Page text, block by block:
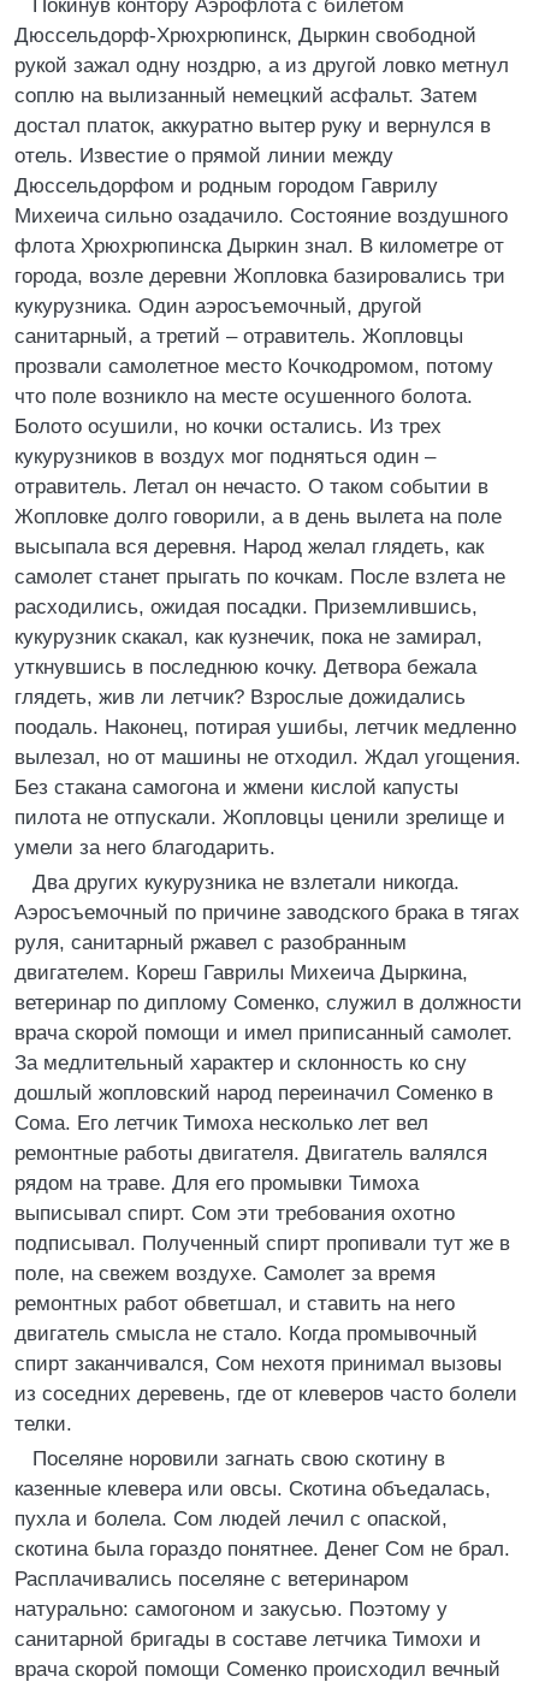
Покинув контору Аэрофлота с билетом
Дюссельдорф-Хрюхрюпинск, Дыркин свободной
рукой зажал одну ноздрю, а из другой ловко метнул
соплю на вылизанный немецкий асфальт. Затем
достал платок, аккуратно вытер руку и вернулся в
отель. Известие о прямой линии между
Дюссельдорфом и родным городом Гаврилу
Михеича сильно озадачило. Состояние воздушного
флота Хрюхрюпинска Дыркин знал. В километре от
города, возле деревни Жопловка базировались три
кукурузника. Один аэросъемочный, другой
санитарный, а третий – отравитель. Жопловцы
прозвали самолетное место Кочкодромом, потому
что поле возникло на месте осушенного болота.
Болото осушили, но кочки остались. Из трех
кукурузников в воздух мог подняться один –
отравитель. Летал он нечасто. О таком событии в
Жопловке долго говорили, а в день вылета на поле
высыпала вся деревня. Народ желал глядеть, как
самолет станет прыгать по кочкам. После взлета не
расходились, ожидая посадки. Приземлившись,
кукурузник скакал, как кузнечик, пока не замирал,
уткнувшись в последнюю кочку. Детвора бежала
глядеть, жив ли летчик? Взрослые дожидались
поодаль. Наконец, потирая ушибы, летчик медленно
вылезал, но от машины не отходил. Ждал угощения.
Без стакана самогона и жмени кислой капусты
пилота не отпускали. Жопловцы ценили зрелище и
умели за него благодарить.
Два других кукурузника не взлетали никогда.
Аэросъемочный по причине заводского брака в тягах
руля, санитарный ржавел с разобранным
двигателем. Кореш Гаврилы Михеича Дыркина,
ветеринар по диплому Соменко, служил в должности
врача скорой помощи и имел приписанный самолет.
За медлительный характер и склонность ко сну
дошлый жопловский народ переиначил Соменко в
Сома. Его летчик Тимоха несколько лет вел
ремонтные работы двигателя. Двигатель валялся
рядом на траве. Для его промывки Тимоха
выписывал спирт. Сом эти требования охотно
подписывал. Полученный спирт пропивали тут же в
поле, на свежем воздухе. Самолет за время
ремонтных работ обветшал, и ставить на него
двигатель смысла не стало. Когда промывочный
спирт заканчивался, Сом нехотя принимал вызовы
из соседних деревень, где от клеверов часто болели
телки.
Поселяне норовили загнать свою скотину в
казенные клевера или овсы. Скотина объедалась,
пухла и болела. Сом людей лечил с опаской,
скотина была гораздо понятнее. Денег Сом не брал.
Расплачивались поселяне с ветеринаром
натурально: самогоном и закусью. Поэтому у
санитарной бригады в составе летчика Тимохи и
врача скорой помощи Соменко происходил вечный